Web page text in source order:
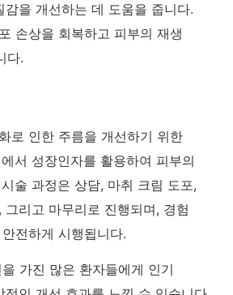
을 개선하는 데 도움을 줍니다.
손상을 회복하고 피부의 재생
다.
로 인한 주름을 개선하기 위한
서 성장인자를 활용하여 피부의
술 과정은 상담, 마취 크림 도포,
리고 마무리로 진행되며, 경험
전하게 시행됩니다.
가진 많은 환자들에게 인기